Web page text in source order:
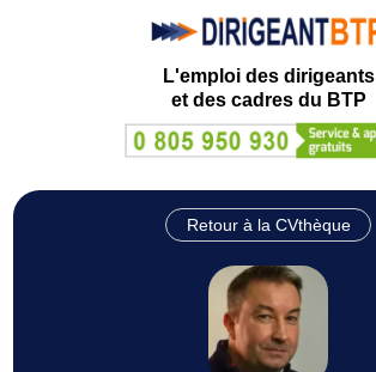
L'emploi des dirigeants
et des cadres du BTP
Retour à la CVthèque